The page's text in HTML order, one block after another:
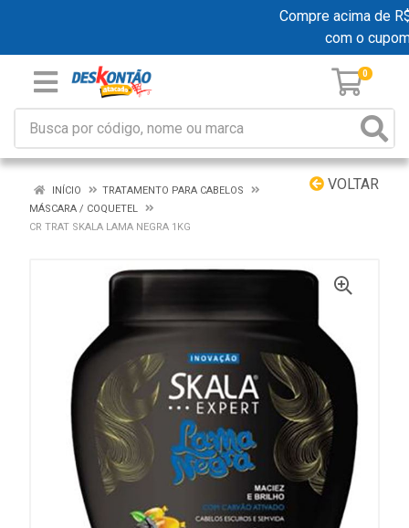
Compre acima de
com o
0
VOLTAR
INÍCIO
TRATAMENTO PARA CABELOS
MÁSCARA / COQUETEL
CR TRAT SKALA LAMA NEGRA 1KG